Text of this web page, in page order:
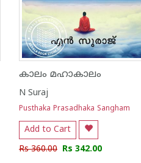
കാലം മഹാകാലം
N Suraj
Pusthaka Prasadhaka Sangham
Add to Cart
Rs 360.00 Rs 342.00